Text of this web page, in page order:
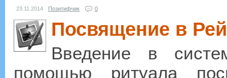
23.11.2014 Позитифчик 0
Посвящение в
Введение в
помощью ритуала